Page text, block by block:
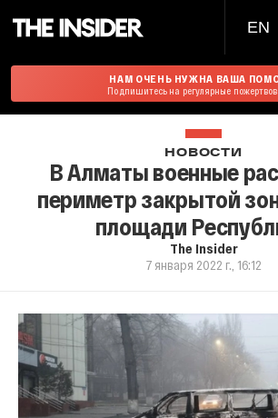
EN
НАМ ОЧЕНЬ НУЖНА ВАША
Подпишитесь на регулярные
НОВОСТИ
В Алматы военные
периметр закрытой
площади
The Insider
7 января 2022 г., 16:12